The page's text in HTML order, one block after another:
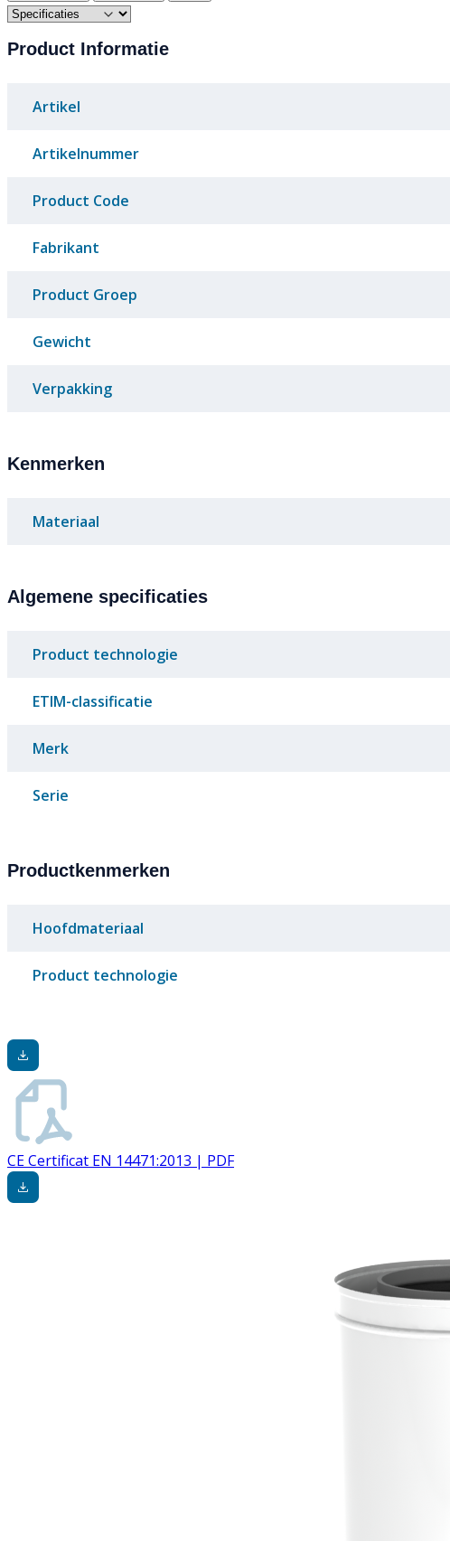
Product Informatie
Artikel
Artikelnummer
Product Code
Fabrikant
Product Groep
Gewicht
Verpakking
Kenmerken
Materiaal
Algemene specificaties
Product technologie
ETIM-classificatie
Merk
Serie
Productkenmerken
Hoofdmateriaal
Product technologie
CE Certificat EN 14471:2013 | PDF